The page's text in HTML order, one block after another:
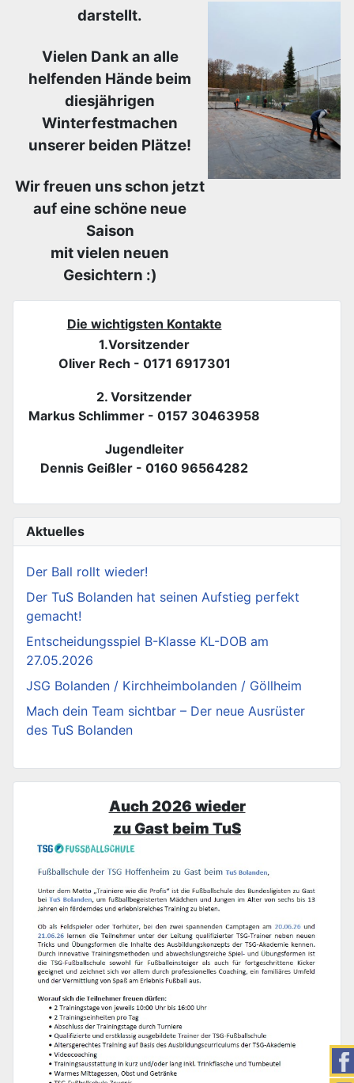
darstellt.
Vielen Dank an alle
helfenden Hände beim
diesjährigen
Winterfestmachen
unserer beiden Plätze!
Wir freuen uns schon jetzt
auf eine schöne neue
Saison
mit vielen neuen
Gesichtern :)
Die wichtigsten Kontakte
1.Vorsitzender
Oliver Rech - 0171 6917301
2. Vorsitzender
Markus Schlimmer - 0157 30463958
Jugendleiter
Dennis Geißler - 0160 96564282
Aktuelles
Der Ball rollt wieder!
Der TuS Bolanden hat seinen Aufstieg perfekt
gemacht!
Entscheidungsspiel B-Klasse KL-DOB am
27.05.2026
JSG Bolanden / Kirchheimbolanden / Göllheim
Mach dein Team sichtbar – Der neue Ausrüster
des TuS Bolanden
Auch 2026 wieder
zu Gast beim TuS